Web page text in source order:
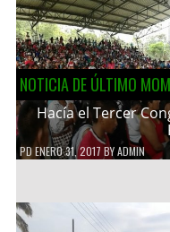
NOTICIA DE ÚLTIMO
Hacía el Tercer
PDENERO 31, 2017 BYADMIN